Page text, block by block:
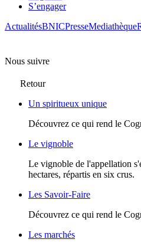
S’engager
ActualitésBNICPresseMediathèque
Nous suivre
Retour
Un spiritueux unique
Découvrez ce qui rend le
Le vignoble
Le vignoble de l'appellation
hectares, répartis en six crus.
Les Savoir-Faire
Découvrez ce qui rend le
Les marchés